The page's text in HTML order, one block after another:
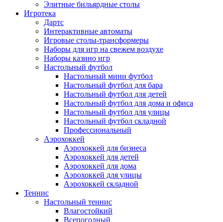
Элитные бильярдные столы
Игротека
Дартс
Интерактивные автоматы
Игровые столы-трансформеры
Наборы для игр на свежем воздухе
Наборы казино игр
Настольный футбол
Настольный мини футбол
Настольный футбол для бара
Настольный футбол для детей
Настольный футбол для дома и офиса
Настольный футбол для улицы
Настольный футбол складной
Профессиональный
Аэрохоккей
Аэрохоккей для бизнеса
Аэрохоккей для детей
Аэрохоккей для дома
Аэрохоккей для улицы
Аэрохоккей складной
Теннис
Настольный теннис
Влагостойкий
Всепогодный